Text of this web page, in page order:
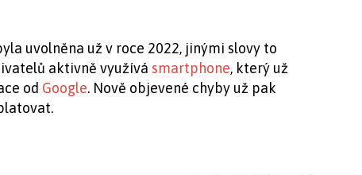
uvolněna už v roce 2022, jinými slovy to
aktivně využívá smartphone, který už
od Google. Nově objevené chyby už pak